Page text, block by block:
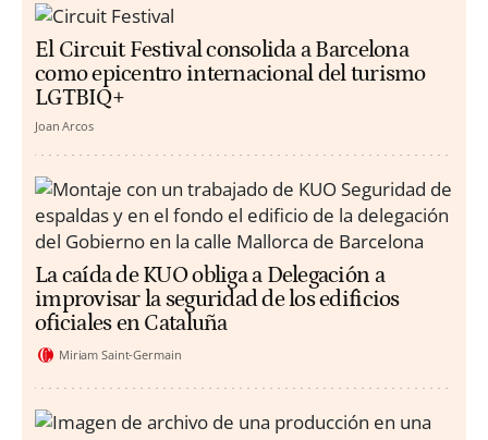
El Circuit Festival consolida a Barcelona
como epicentro internacional del turismo
LGTBIQ+
Joan Arcos
La caída de KUO obliga a Delegación a
improvisar la seguridad de los edificios
oficiales en Cataluña
Miriam Saint-Germain